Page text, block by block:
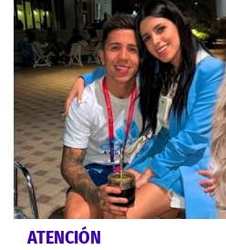
ATENCIÓN